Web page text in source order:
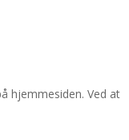
hjemmesiden. Ved at